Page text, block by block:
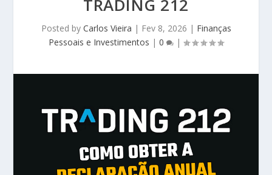
TRADING 212
Posted by Carlos Vieira | Fev 8, 2026 | Finanças
Pessoais e Investimentos | 0 |